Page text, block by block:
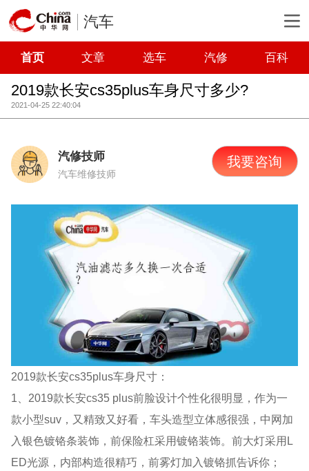
汽车
首页 文章 选车 汽修 百科
2019款长安cs35plus车身尺寸多少?
2021-04-25 22:40:04
汽修技师
汽车维修技师
我要咨询
2019款长安cs35plus车身尺寸：
1、2019款长安cs35 plus前脸设计个性化很明显，作为一
款小型suv，又精致又好看，车头造型立体感很强，中网加
入银色镀铬条装饰，前保险杠采用镀铬装饰。前大灯采用L
ED光源，内部构造很精巧，前雾灯加入镀铬抓告诉你；